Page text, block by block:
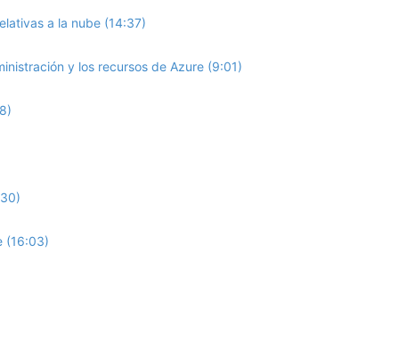
a la nube (14:37)
y los recursos de Azure (9:01)
(16:03)